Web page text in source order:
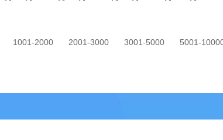
1001-2000 2001-3000 3001-5000 5001-